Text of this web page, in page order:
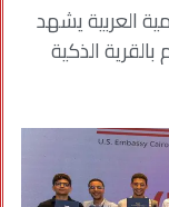
العربية يشهد
الذكية